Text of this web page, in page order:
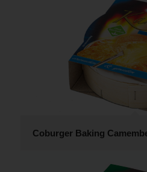
Coburger Baking